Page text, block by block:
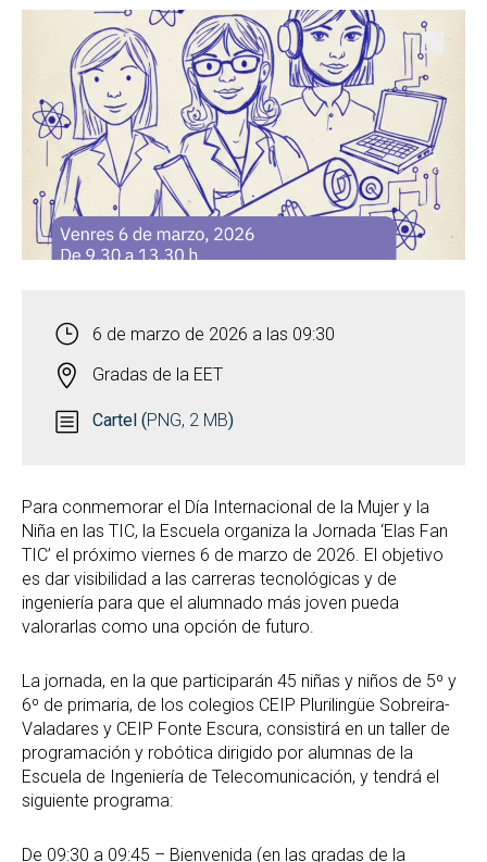
Abrir
6 de marzo de 2026 a las 09:30
Gradas de la EET
Cartel (PNG, 2 MB)
Para conmemorar el Día Internacional de la Mujer y la
Niña en las TIC, la Escuela organiza la Jornada ‘Elas Fan
TIC’ el próximo viernes 6 de marzo de 2026. El objetivo
es dar visibilidad a las carreras tecnológicas y de
ingeniería para que el alumnado más joven pueda
valorarlas como una opción de futuro.
La jornada, en la que participarán 45 niñas y niños de 5º y
6º de primaria, de los colegios CEIP Plurilingüe Sobreira-
Valadares y CEIP Fonte Escura, consistirá en un taller de
programación y robótica dirigido por alumnas de la
Escuela de Ingeniería de Telecomunicación, y tendrá el
siguiente programa:
De 09:30 a 09:45 – Bienvenida (en las gradas de la